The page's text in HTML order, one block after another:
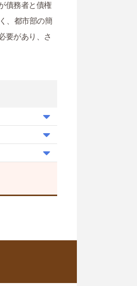
債務者と債権
、都市部の簡
要があり、さ